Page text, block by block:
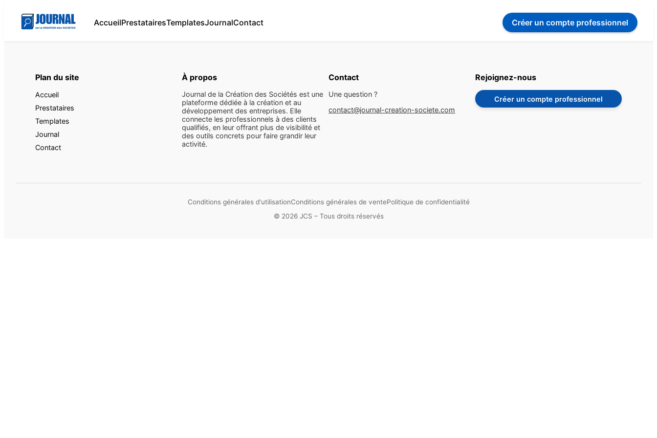
AccueilPrestatairesTemplatesJournalContact Créer un compte professionnel
Plan du site
Accueil
Prestataires
Templates
Journal
Contact
À propos
Journal de la Création des Sociétés est une
plateforme dédiée à la création et au
développement des entreprises. Elle
connecte les professionnels à des clients
qualifiés, en leur offrant plus de visibilité et
des outils concrets pour faire grandir leur
activité.
Contact
Une question ?
contact@journal-creation-societe.com
Rejoignez-nous
Créer un compte professionnel
Conditions générales d'utilisationConditions générales de ventePolitique de confidentialité
© 2026 JCS – Tous droits réservés